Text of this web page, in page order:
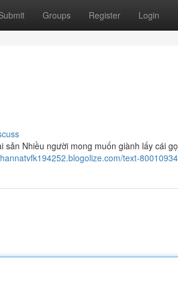
Groups Register Login
Nhiều người mong muốn giành lấy cái
text-80010934